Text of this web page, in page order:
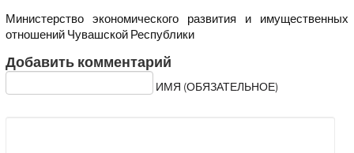
Министерство экономического развития и имущественных
отношений Чувашской Республики
Добавить комментарий
ИМЯ (ОБЯЗАТЕЛЬНОЕ)